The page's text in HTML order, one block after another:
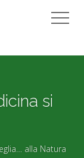
si
alla Natura